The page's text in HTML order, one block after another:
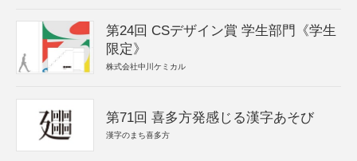
第24回 CSデザイン賞 学生部門《学生
限定》
株式会社中川ケミカル
第71回 喜多方発感じる漢字あそび
漢字のまち喜多方